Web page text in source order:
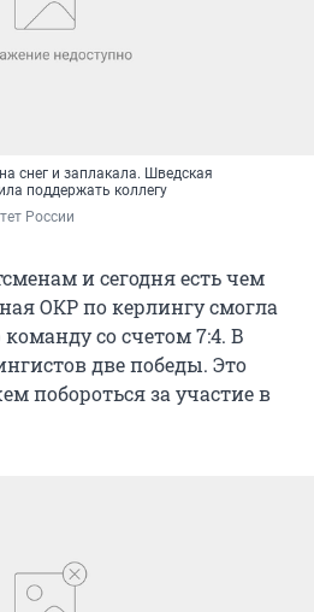
снег и заплакала. Шведская
поддержать коллегу
России
и сегодня есть чем
ОКР по керлингу смогла
со счетом 7:4. В
две победы. Это
побороться за участие в